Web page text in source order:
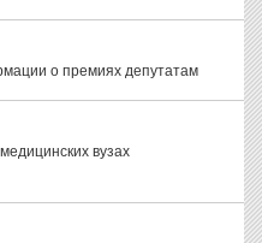
о премиях депутатам
вузах